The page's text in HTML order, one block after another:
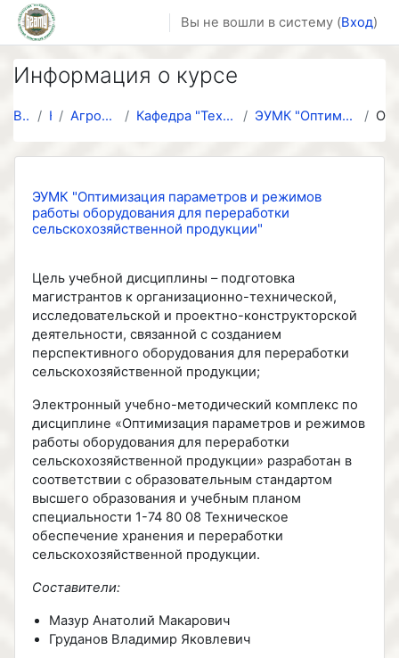
Перейти к основному содержанию
Вы не вошли в систему (Вход)
Информация о курсе
В начало Курсы Агромеханический факультет Кафедра "Технологий и механизации животноводства и... ЭУМК "Оптимизация параметров и режимов работы обор... Описание
ЭУМК "Оптимизация параметров и режимов
работы оборудования для переработки
сельскохозяйственной продукции"
Цель учебной дисциплины – подготовка
магистрантов к организационно-технической,
исследовательской и проектно-конструкторской
деятельности, связанной с созданием
перспективного оборудования для переработки
сельскохозяйственной продукции;
Электронный учебно-методический комплекс по
дисциплине «Оптимизация параметров и режимов
работы оборудования для переработки
сельскохозяйственной продукции» разработан в
соответствии с образовательным стандартом
высшего образования и учебным планом
специальности 1-74 80 08 Техническое
обеспечение хранения и переработки
сельскохозяйственной продукции.
Составители:
Мазур Анатолий Макарович
Груданов Владимир Яковлевич